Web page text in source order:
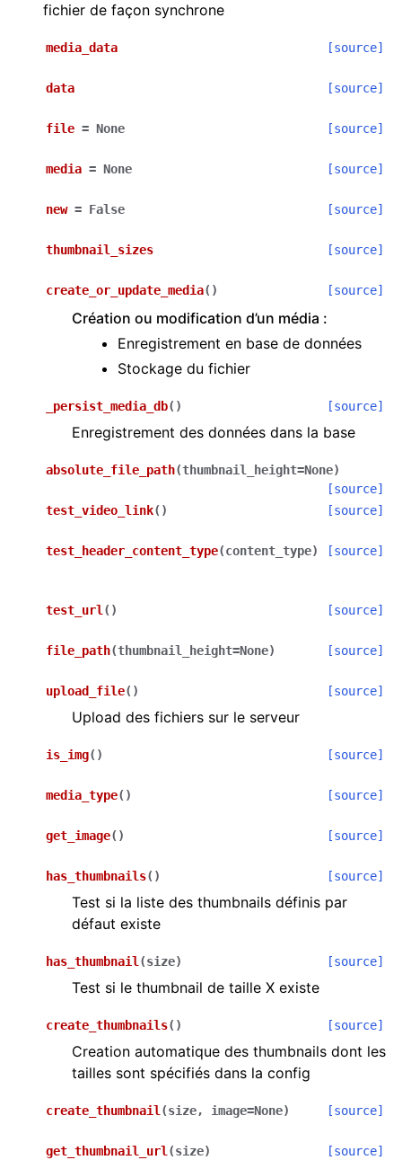
fichier de façon synchrone
media_data [source]
data [source]
file = None [source]
media = None [source]
new = False [source]
thumbnail_sizes [source]
create_or_update_media( ) [source]
Création ou modification d’un média :
Enregistrement en base de données
Stockage du fichier
_persist_media_db( ) [source]
Enregistrement des données dans la base
absolute_file_path(thumbnail_height=None)
[source]
test_video_link( ) [source]
test_header_content_type(content_type) [source]
test_url( ) [source]
file_path(thumbnail_height=None) [source]
upload_file( ) [source]
Upload des fichiers sur le serveur
is_img( ) [source]
media_type( ) [source]
get_image( ) [source]
has_thumbnails( ) [source]
Test si la liste des thumbnails définis par
défaut existe
has_thumbnail(size) [source]
Test si le thumbnail de taille X existe
create_thumbnails( ) [source]
Creation automatique des thumbnails dont les
tailles sont spécifiés dans la config
create_thumbnail(size, image=None) [source]
get_thumbnail_url(size) [source]